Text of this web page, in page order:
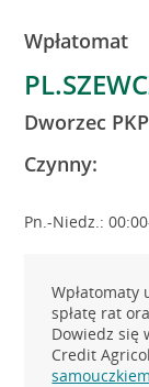
Wpłatomat
Dworzec PKP
Czynny:
Pn.-Niedz.:
Wpłatomaty
spłatę rat
Dowiedz się
Credit